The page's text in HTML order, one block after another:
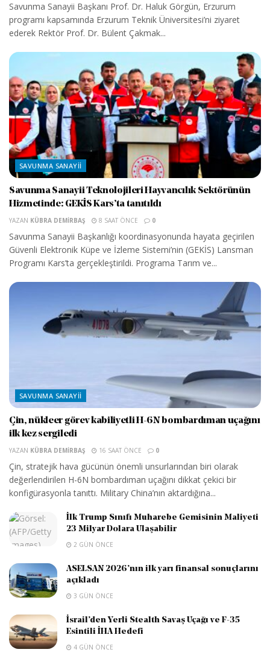
Savunma Sanayii Başkanı Prof. Dr. Haluk Görgün, Erzurum
programı kapsamında Erzurum Teknik Üniversitesi’ni ziyaret
ederek Rektör Prof. Dr. Bülent Çakmak...
SAVUNMA SANAYII
Savunma Sanayii Teknolojileri Hayvancılık Sektörünün
Hizmetinde: GEKİS Kars’ta tanıtıldı
YAZAN KÜBRA DEMIRBAŞ 8 SAAT ÖNCE 0
Savunma Sanayii Başkanlığı koordinasyonunda hayata geçirilen
Güvenli Elektronik Küpe ve İzleme Sistemi’nin (GEKİS) Lansman
Programı Kars’ta gerçekleştirildi. Programa Tarım ve...
SAVUNMA SANAYII
Çin, nükleer görev kabiliyetli H-6N bombardıman uçağını
ilk kez sergiledi
YAZAN KÜBRA DEMIRBAŞ 16 SAAT ÖNCE 0
Çin, stratejik hava gücünün önemli unsurlarından biri olarak
değerlendirilen H-6N bombardıman uçağını dikkat çekici bir
konfigürasyonla tanıttı. Military China’nın aktardığına...
İlk Trump Sınıfı Muharebe Gemisinin Maliyeti
23 Milyar Dolara Ulaşabilir
2 GÜN ÖNCE
ASELSAN 2026’nın ilk yarı finansal sonuçlarını
açıkladı
3 GÜN ÖNCE
İsrail’den Yerli Stealth Savaş Uçağı ve F-35
Esintili İHA Hedefi
4 GÜN ÖNCE